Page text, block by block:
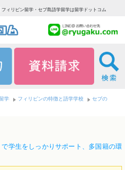
ィリピン留学・セブ島語学留学は留学ドットコム
学 フィリピンの特徴と語学学校
セブの
学生をしっかりサポート、多国籍の環